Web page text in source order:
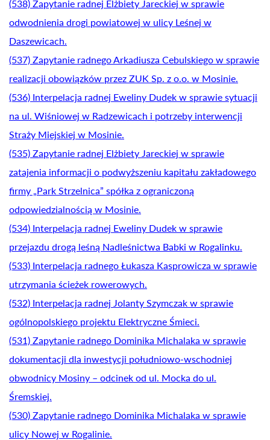
(538) Zapytanie radnej Elżbiety Jareckiej w sprawie
odwodnienia drogi powiatowej w ulicy Leśnej w
Daszewicach.
(537) Zapytanie radnego Arkadiusza Cebulskiego w sprawie
realizacji obowiązków przez ZUK Sp. z o.o. w Mosinie.
(536) Interpelacja radnej Eweliny Dudek w sprawie sytuacji
na ul. Wiśniowej w Radzewicach i potrzeby interwencji
Straży Miejskiej w Mosinie.
(535) Zapytanie radnej Elżbiety Jareckiej w sprawie
zatajenia informacji o podwyższeniu kapitału zakładowego
firmy „Park Strzelnica” spółka z ograniczoną
odpowiedzialnością w Mosinie.
(534) Interpelacja radnej Eweliny Dudek w sprawie
przejazdu drogą leśną Nadleśnictwa Babki w Rogalinku.
(533) Interpelacja radnego Łukasza Kasprowicza w sprawie
utrzymania ścieżek rowerowych.
(532) Interpelacja radnej Jolanty Szymczak w sprawie
ogólnopolskiego projektu Elektryczne Śmieci.
(531) Zapytanie radnego Dominika Michalaka w sprawie
dokumentacji dla inwestycji południowo-wschodniej
obwodnicy Mosiny – odcinek od ul. Mocka do ul.
Śremskiej.
(530) Zapytanie radnego Dominika Michalaka w sprawie
ulicy Nowej w Rogalinie.